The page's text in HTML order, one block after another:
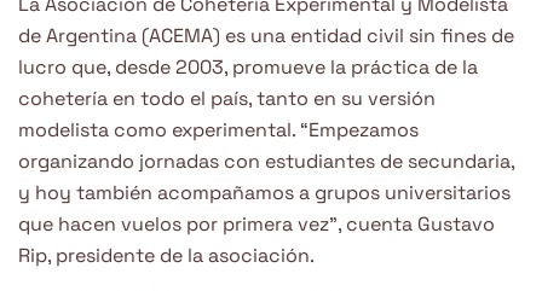
de Argentina (ACEMA) es una entidad civil sin fines de
lucro que, desde 2003, promueve la práctica de la
cohetería en todo el país, tanto en su versión
modelista como experimental. “Empezamos
organizando jornadas con estudiantes de secundaria,
y hoy también acompañamos a grupos universitarios
que hacen vuelos por primera vez”, cuenta Gustavo
Rip, presidente de la asociación.